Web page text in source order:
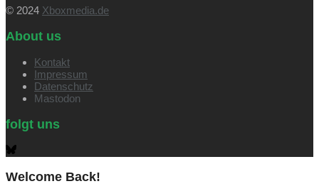
© 2024 Xboxmedia.de
About us
Kontakt
Impressum
Datenschutz
Mastodon
folgt uns
Welcome Back!